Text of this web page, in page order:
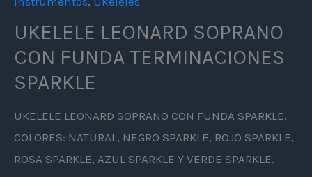
UKELELE LEONARD SOPRANO
CON FUNDA TERMINACIONES
SPARKLE
UKELELE LEONARD SOPRANO CON FUNDA SPARKLE.
COLORES: NATURAL, NEGRO SPARKLE, ROJO SPARKLE,
ROSA SPARKLE, AZUL SPARKLE Y VERDE SPARKLE.